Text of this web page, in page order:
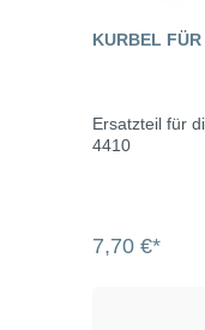
KURBEL
Ersatzteil für
4410
7,70 €*